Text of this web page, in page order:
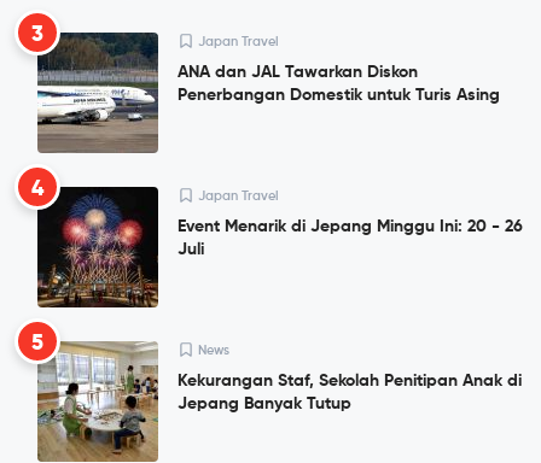
3 Japan Travel
ANA dan JAL Tawarkan Diskon
Penerbangan Domestik untuk Turis Asing
4 Japan Travel
Event Menarik di Jepang Minggu Ini: 20 - 26
Juli
5 News
Kekurangan Staf, Sekolah Penitipan Anak di
Jepang Banyak Tutup